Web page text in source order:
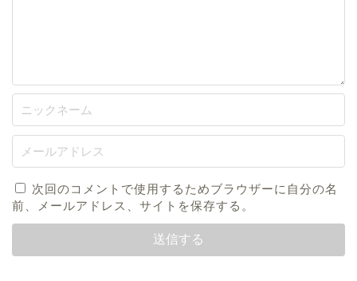
次回のコメントで使用するためブラウザーに自分の名
前、メールアドレス、サイトを保存する。